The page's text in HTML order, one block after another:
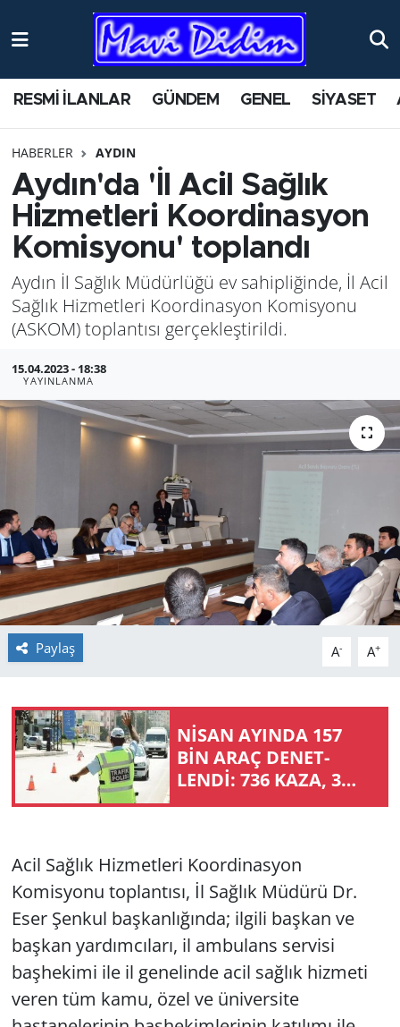
RESMİ İLANLAR GÜNDEM GENEL SİYASET
HABERLER AYDIN
Aydın'da 'İl Acil Sağlık
Hizmetleri Koordinasyon
Komisyonu' toplandı
Aydın İl Sağlık Müdürlüğü ev sahipliğinde, İl Acil
Sağlık Hizmetleri Koordinasyon Komisyonu
(ASKOM) toplantısı gerçekleştirildi.
15.04.2023 - 18:38
YAYINLANMA
Paylaş A- A+
NİSAN AYIN­DA 157
BİN ARAÇ DE­NET­
LENDİ: 736 KAZA, 3
CAN KAYBI
Acil Sağlık Hizmetleri Koordinasyon
Komisyonu toplantısı, İl Sağlık Müdürü Dr.
Eser Şenkul başkanlığında; ilgili başkan ve
başkan yardımcıları, il ambulans servisi
başhekimi ile il genelinde acil sağlık hizmeti
veren tüm kamu, özel ve üniversite
ANTİK YERLER
AYDIN
BİLİM VE TEKNOLOJİ
ÇEVRE
EĞİTİM
EKONOMİ
GENEL
GÜNDEM
HABERDE İNSAN
KÜLTÜR SANAT
MAGAZİN
POLİTİKA
RESMİ İLANLAR
SAĞLIK
SİYASET
Nöbetçi Eczaneler
Namaz Vakitleri
Trafik Durumu
Süper Lig Puan Durumu ve Fikstür
Tüm Manşetler
Son Dakika Haberleri
Haber Arşivi